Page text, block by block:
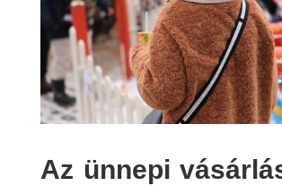
Az ünnepi